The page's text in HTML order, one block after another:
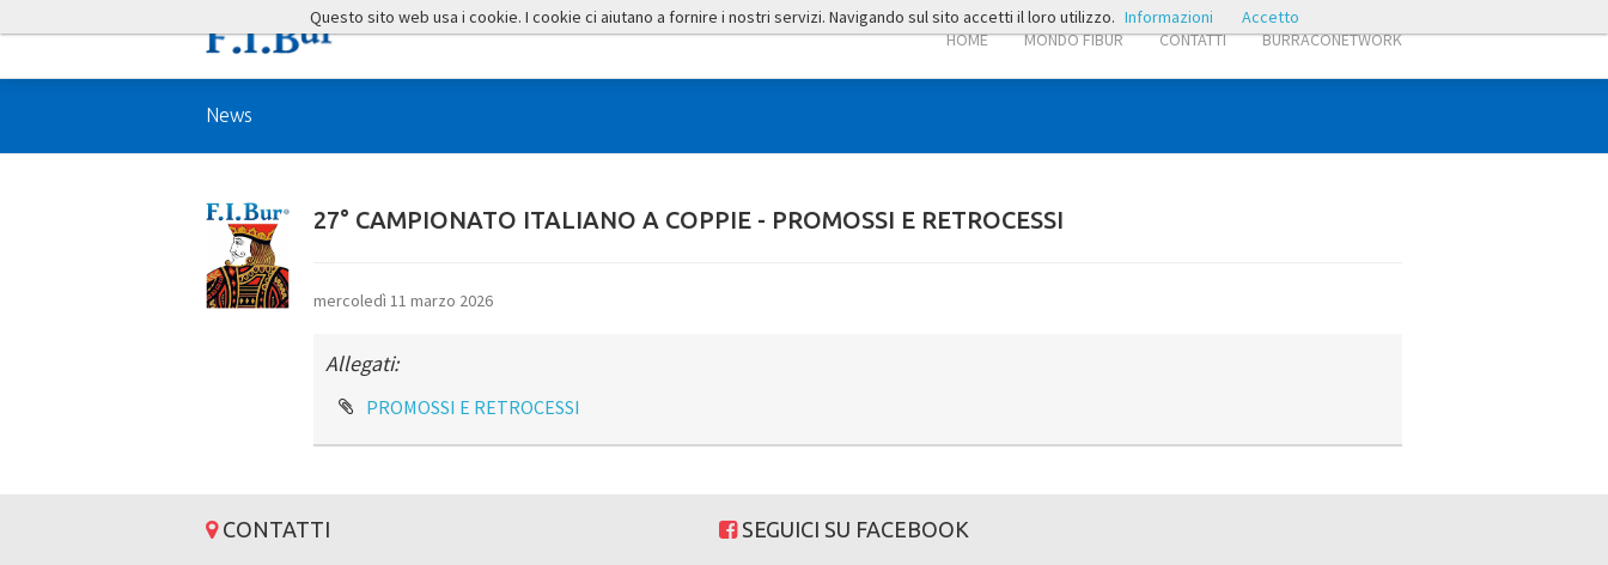
HOME MONDO FIBUR CONTATTI BURRACONETWORK
News
27° CAMPIONATO ITALIANO A COPPIE - PROMOSSI E RETROCESSI
mercoledì 11 marzo 2026
Allegati:
PROMOSSI E RETROCESSI
CONTATTI SEGUICI SU FACEBOOK
Questo sito web usa i cookie. I cookie ci aiutano a fornire i nostri servizi. Navigando sul sito accetti il loro utilizzo. Informazioni Accetto